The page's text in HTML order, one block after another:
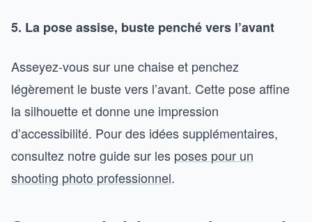
5. La pose assise, buste penché vers l’avant
Asseyez-vous sur une chaise et penchez
légèrement le buste vers l’avant. Cette pose affine
la silhouette et donne une impression
d’accessibilité. Pour des idées supplémentaires,
consultez notre guide sur les poses pour un
shooting photo professionnel.